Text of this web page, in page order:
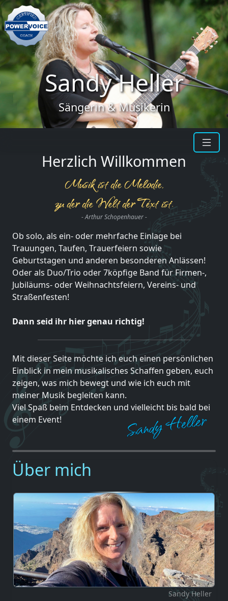
Sandy Heller
Sängerin & Musikerin
Previous Next
Herzlich Willkommen
Musik ist die Melodie,
zu der die Welt der Text ist.
- Arthur Schopenhauer -
Ob solo, als ein- oder mehrfache Einlage bei
Trauungen, Taufen, Trauerfeiern sowie
Geburtstagen und anderen besonderen Anlässen!
Oder als Duo/Trio oder 7köpfige Band für Firmen-,
Jubiläums- oder Weihnachtsfeiern, Vereins- und
Straßenfesten!
Dann seid ihr hier genau richtig!
Mit dieser Seite möchte ich euch einen persönlichen
Einblick in mein musikalisches Schaffen geben, euch
zeigen, was mich bewegt und wie ich euch mit
meiner Musik begleiten kann.
Viel Spaß beim Entdecken und vielleicht bis bald bei
einem Event!
Über mich
Sandy Heller